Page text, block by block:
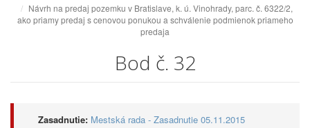
Návrh na predaj pozemku v Bratislave, k. ú. Vinohrady, parc. č. 6322/2,
ako priamy predaj s cenovou ponukou a schválenie podmienok priameho
predaja
Bod č. 32
Zasadnutie: Mestská rada - Zasadnutie 05.11.2015